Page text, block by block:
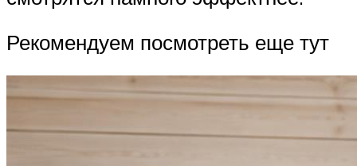
Рекомендуем посмотреть еще тут